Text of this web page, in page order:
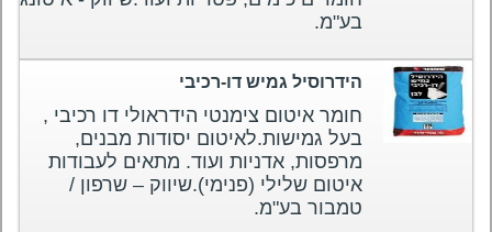
בע"מ.
הידרוסיל גמיש דו-רכיבי
חומר איטום צימנטי הידראולי דו רכיבי ,
בעל גמישות.לאיטום יסודות מבנים,
מרפסות, אדניות ועוד. מתאים לעבודות
איטום שלילי (פנימי).שיווק – שרפון /
טמבור בע"מ.